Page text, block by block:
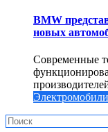
BMW
новых
Современные
Электромобили